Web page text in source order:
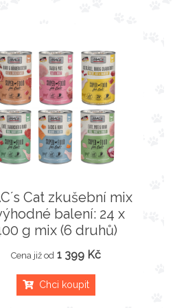
Cat zkušební mix
balení: 24 x
g mix (6 druhů)
Cena již od 1 399 Kč
Chci koupit